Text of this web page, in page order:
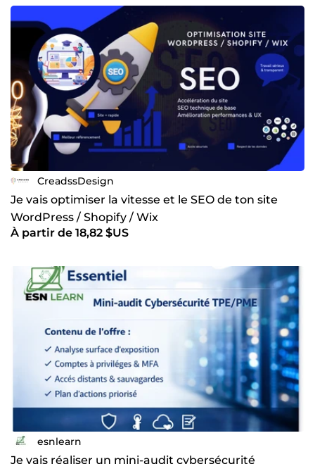
CreadssDesign
Je vais optimiser la vitesse et le SEO de ton site
WordPress / Shopify / Wix
À partir de 18,82 $US
esnlearn
Je vais réaliser un mini-audit cybersécurité